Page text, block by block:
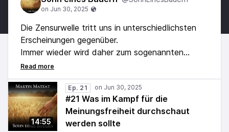
Die Zensurwelle tritt uns in unterschiedlichsten
Erscheinungen gegenüber.
Immer wieder wird daher zum sogenannten
Kampf um Meinungsfreiheit aufgerufen.
Dabei wird oftmals jedoch etwas
Entscheidendes übersehen, was letztlich eine
geeignete Form unser aller Öffentlichkeitsarbeit
vorgibt ...
14:55
Ep. 21
#21 Was im Kampf für die
Meinungsfreiheit durchschaut
werden sollte